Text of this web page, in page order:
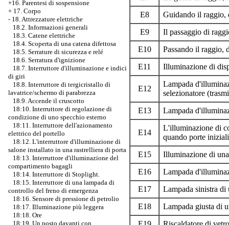
+16. Parentesi di sospensione
+ 17. Corpo
- 18. Attrezzature elettriche
18.2. Informazioni generali
18.3. Catene elettriche
18.4. Scoperta di una catena difettosa
18.5. Serrature di sicurezza e relé
18.6. Serratura d'ignizione
18.7. Interruttore d'illuminazione e indici
di giri
18.8. Interruttore di tergicristallo di
lavatrice/schermo di parabrezza
18.9. Accende il cruscotto
18:10. Interruttore di regolazione di
condizione di uno specchio esterno
18:11. Interruttore dell'azionamento
elettrico del portello
18:12. L'interruttore d'illuminazione di
salone installato in una rastrelliera di porta
18:13. Interruttore d'illuminazione del
compartimento bagagli
18:14. Interruttore di Stoplight.
18:15. Interruttore di una lampada di
controllo del freno di emergenza
18:16. Sensore di pressione di petrolio
18:17. Illuminazione più leggera
18:18. Ore
18:19. Un posto davanti con
E8
Guidando il raggio,
E9
Il passaggio di
E10
Passando il raggio,
E11
Illuminazione di
E12
Lampada
selezionatore
E13
Lampada
E14
L'illuminazione di
quando porte iniziali
E15
Illuminazione di
E16
Lampada
E17
Lampada sinistra di
E18
Lampada giusta di